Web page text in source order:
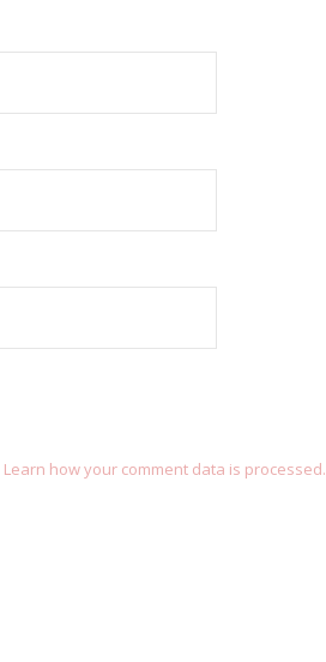
Learn how your comment data is processed.